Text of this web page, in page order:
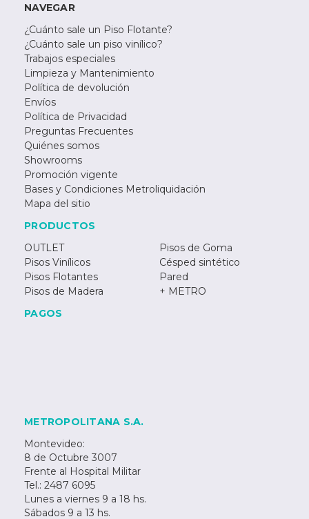
NAVEGAR
¿Cuánto sale un Piso Flotante?
¿Cuánto sale un piso vinílico?
Trabajos especiales
Limpieza y Mantenimiento
Política de devolución
Envíos
Política de Privacidad
Preguntas Frecuentes
Quiénes somos
Showrooms
Promoción vigente
Bases y Condiciones Metroliquidación
Mapa del sitio
PRODUCTOS
OUTLET
Pisos Vinílicos
Pisos Flotantes
Pisos de Madera
Pisos de Goma
Césped sintético
Pared
+ METRO
PAGOS
METROPOLITANA S.A.
Montevideo:
8 de Octubre 3007
Frente al Hospital Militar
Tel.: 2487 6095
Lunes a viernes 9 a 18 hs.
Sábados 9 a 13 hs.